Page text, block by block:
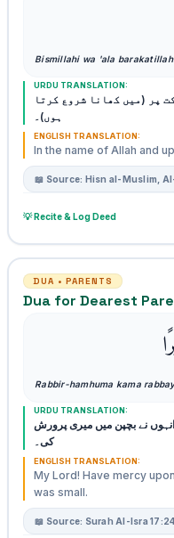
Bismillahi wa 'ala
URDU TRANSLATION:
پر (میں کھانا شروع کرتا
ہوں)۔
ENGLISH TRANSLATION:
In the name of Allah and
📖 Source: Hisn al-Muslim,
💡 Recite & Log Deed
DUA • PARENTS
Rabbir-hamhuma kama
URDU TRANSLATION:
نے بچپن میں میری پرورش
کی۔
ENGLISH TRANSLATION:
My Lord! Have mercy
was small.
📖 Source: Surah Al-Isra 17:24